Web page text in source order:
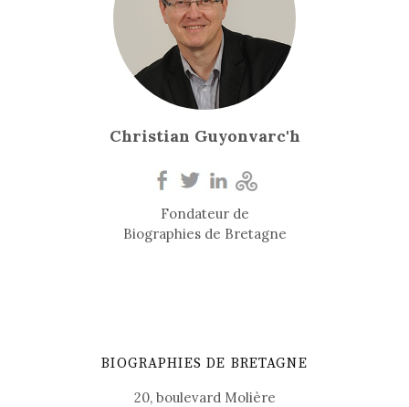
Christian Guyonvarc'h
Fondateur de
Biographies de Bretagne
BIOGRAPHIES DE BRETAGNE
20, boulevard Molière